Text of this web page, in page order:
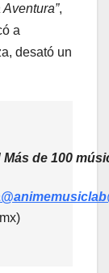
Aventura”,
a
desató un
de 100
@animemusiclab